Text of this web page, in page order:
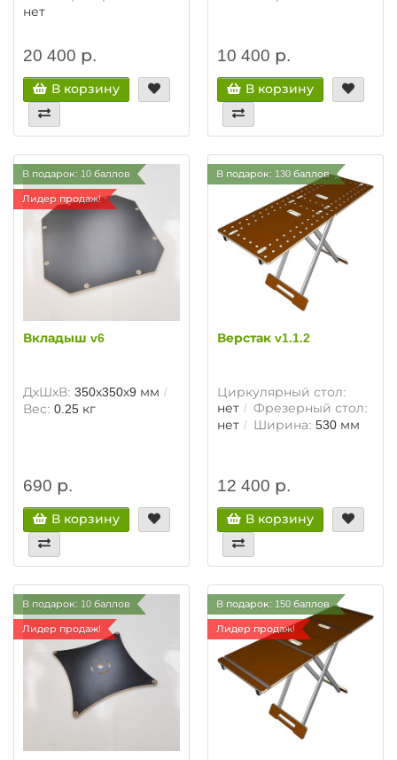
нет
20 400 р.
В корзину
10 400 р.
В корзину
В подарок: 10 баллов
Лидер продаж!
Вкладыш v6
ДхШхВ: 350х350х9 мм
Вес: 0.25 кг
690 р.
В корзину
В подарок: 130 баллов
Верстак v1.1.2
Циркулярный стол:
нет
Фрезерный стол:
нет
Ширина: 530 мм
12 400 р.
В корзину
В подарок: 10 баллов
Лидер продаж!
В подарок: 150 баллов
Лидер продаж!